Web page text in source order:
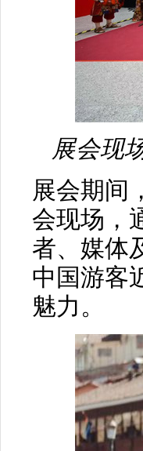
展会现
展会期间
会现场，
者、媒体
中国游客
魅力。